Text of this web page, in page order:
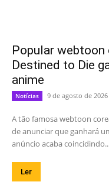
Popular webtoon
Destined to Die
anime
Notícias 9 de agosto de 2026
A tão famosa webtoon
de anunciar que ganhará
anúncio acaba
Ler